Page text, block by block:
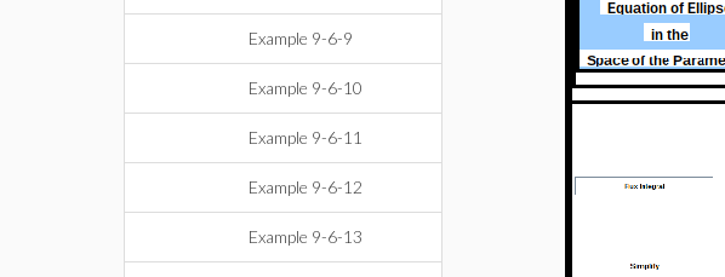
Example 9-6-9
Example 9-6-10
Example 9-6-11
Example 9-6-12
Example 9-6-13